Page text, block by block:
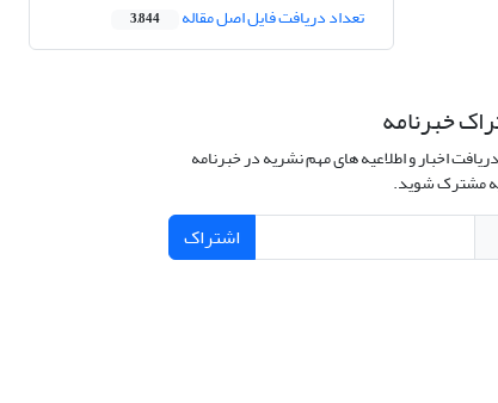
تعداد دریافت فایل اصل مقاله 3,844
خبرنامه
اخبار و اطلاعیه های مهم نشریه در خبرنامه
مشترک شوید.
اشتراک